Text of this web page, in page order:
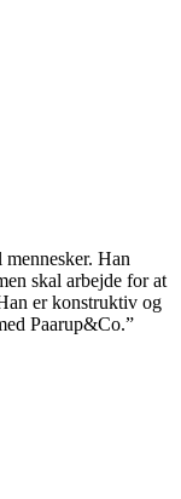
Han
skal arbejde for at
er konstruktiv og
Paarup&Co.”